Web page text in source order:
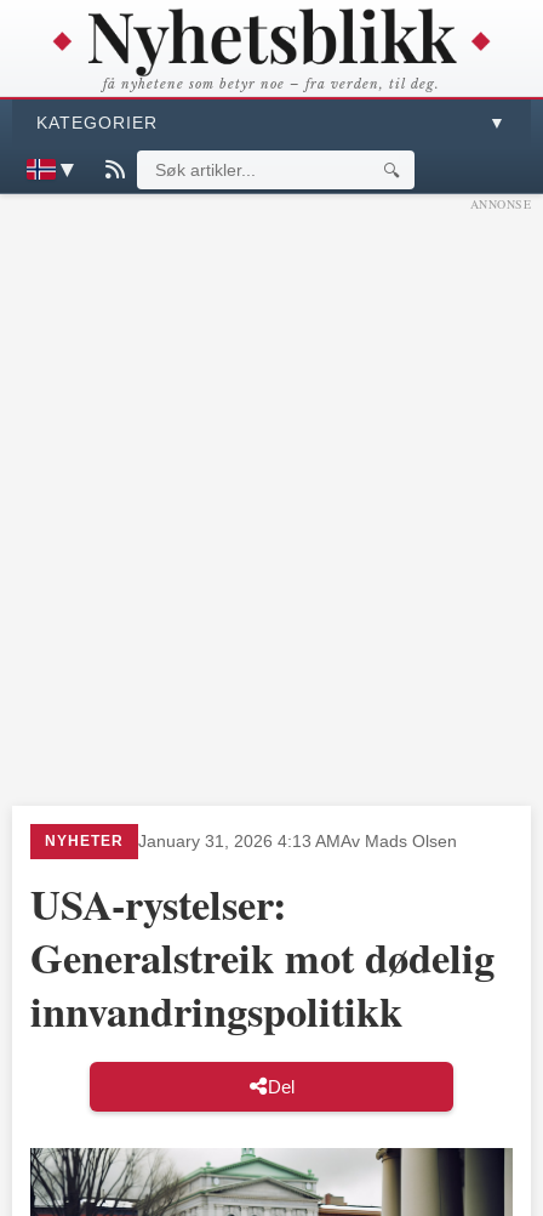
få nyhetene som betyr noe – fra verden, til deg.
KATEGORIER ▼
▼ 🔍
ANNONSE
NYHETER January 31, 2026 4:13 AMAv Mads Olsen
USA-rystelser:
Generalstreik mot dødelig
innvandringspolitikk
Del